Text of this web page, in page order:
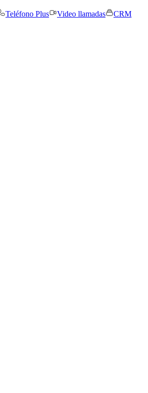
Teléfono Plus Video llamadas
CRM